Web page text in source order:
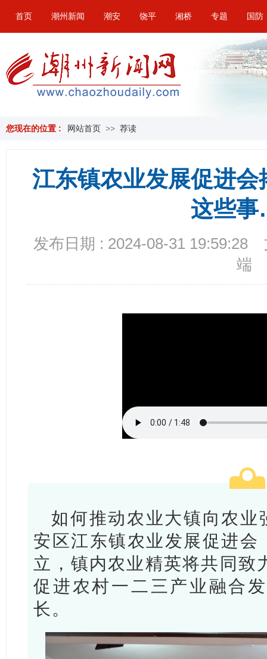
首页 潮州新闻 潮安 饶平 湘桥 专题 国防
您现在的位置 : 网站首页 >> 荐读
江东镇农业发展促进
这些
发布日期 : 2024-08-31 19:59:28
端
如何推动农业大镇向农
安区江东镇农业发展促进会
立，镇内农业精英将共同致
促进农村一二三产业融合
长。